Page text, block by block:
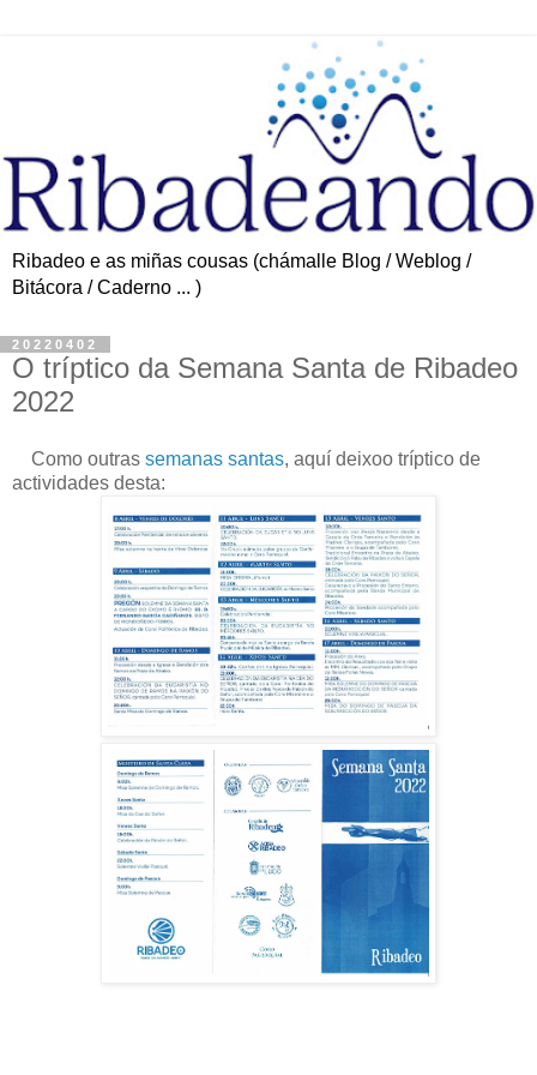
Ribadeo e as miñas cousas (chámalle Blog / Weblog /
Bitácora / Caderno ... )
20220402
O tríptico da Semana Santa de Ribadeo
2022
Como outras semanas santas, aquí deixoo tríptico de
actividades desta: